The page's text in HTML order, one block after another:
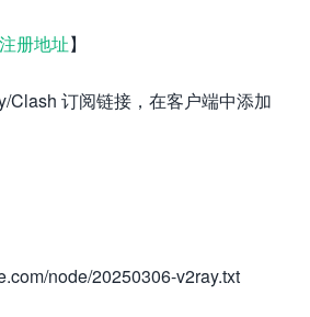
册地址】
Clash 订阅链接，在客户端中添加
node/20250306-v2ray.txt